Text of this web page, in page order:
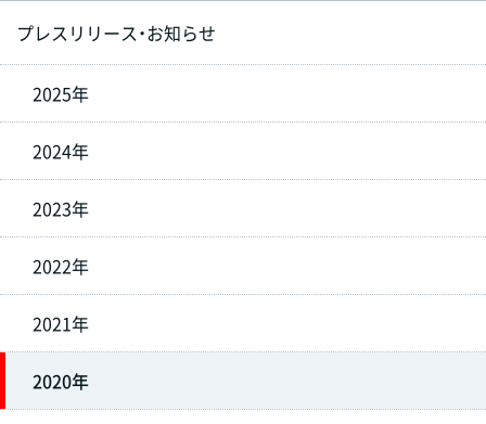
プレスリリース・お知らせ
2025年
2024年
2023年
2022年
2021年
2020年